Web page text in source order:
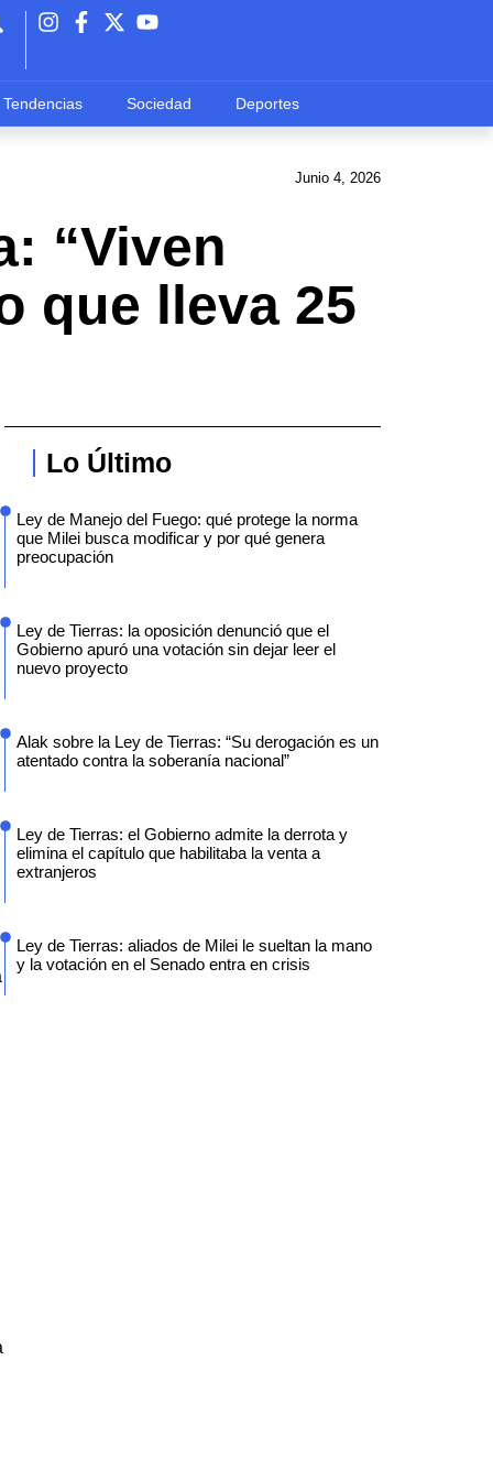
Tendencias Sociedad Deportes
Junio 4, 2026
“Viven
que lleva 25
Lo Último
Ley de Manejo del Fuego: qué protege la norma
que Milei busca modificar y por qué genera
preocupación
Ley de Tierras: la oposición denunció que el
Gobierno apuró una votación sin dejar leer el
nuevo proyecto
Alak sobre la Ley de Tierras: “Su derogación es un
atentado contra la soberanía nacional”
Ley de Tierras: el Gobierno admite la derrota y
elimina el capítulo que habilitaba la venta a
extranjeros
Ley de Tierras: aliados de Milei le sueltan la mano
y la votación en el Senado entra en crisis